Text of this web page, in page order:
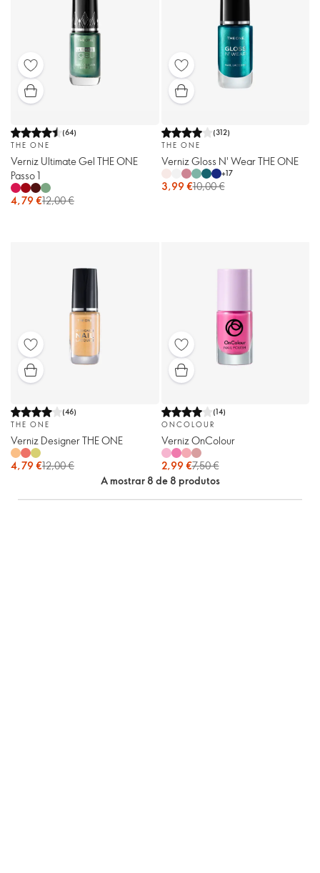
(64)
THE ONE
Verniz Ultimate Gel THE ONE
Passo 1
4,79 €12,00 €
(312)
THE ONE
Verniz Gloss N' Wear THE ONE
+17
3,99 €10,00 €
(46)
THE ONE
Verniz Designer THE ONE
4,79 €12,00 €
(14)
ONCOLOUR
Verniz OnColour
2,99 €7,50 €
A mostrar 8 de 8 produtos